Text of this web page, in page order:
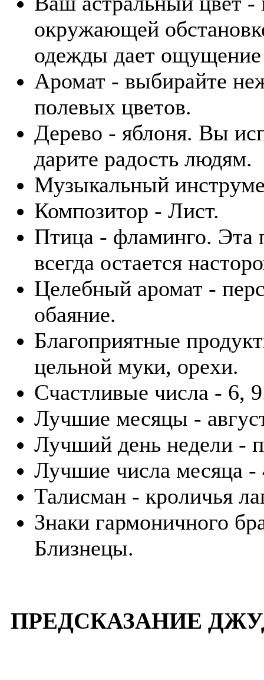
окружающей
одежды дает ощущение
Аромат - выбирайте
полевых цветов.
Дерево - яблоня. Вы
дарите радость людям.
Музыкальный
Композитор - Лист.
Птица - фламинго. Эта
всегда остается
Целебный аромат -
обаяние.
Благоприятные
цельной муки, орехи.
Счастливые числа - 6,
Лучшие месяцы -
Лучший день недели -
Лучшие числа месяца -
Талисман - кроличья
Знаки гармоничного
Близнецы.
ПРЕДСКАЗАНИЕ